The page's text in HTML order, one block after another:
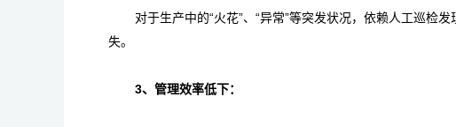
对于生产中的“火花”、“异常”等突发状况，依赖人工巡检
失。
3、管理效率低下：